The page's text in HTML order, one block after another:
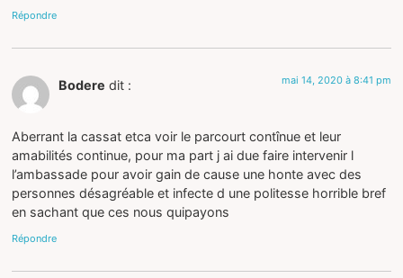
Répondre
Bodere dit : mai 14, 2020 à 8:41 pm
Aberrant la cassat etca voir le parcourt contînue et leur
amabilités continue, pour ma part j ai due faire intervenir l
l’ambassade pour avoir gain de cause une honte avec des
personnes désagréable et infecte d une politesse horrible bref
en sachant que ces nous quipayons
Répondre